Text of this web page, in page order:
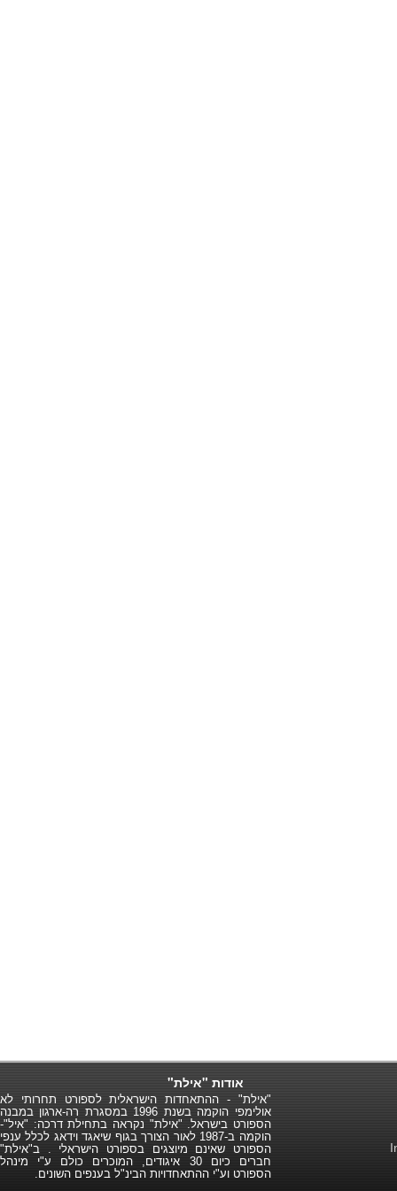
אודות "אילת"
"אילת" - ההתאחדות הישראלית לספורט תחרותי לא
אולימפי הוקמה בשנת 1996 במסגרת רה-ארגון במבנה
הספורט בישראל. "אילת" נקראה בתחילת דרכה: "איל"-
הוקמה ב-1987 לאור הצורך בגוף שיאגד וידאג לכלל ענפי
הספורט שאינם מיוצגים בספורט הישראלי . ב"אילת"
חברים כיום 30 איגודים, המוכרים כולם ע"י מינהל
הספורט וע"י ההתאחדויות הבינ"ל בענפים השונים.